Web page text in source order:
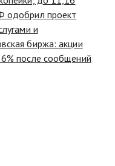
одобрил проект
и
биржа: акции
после сообщений